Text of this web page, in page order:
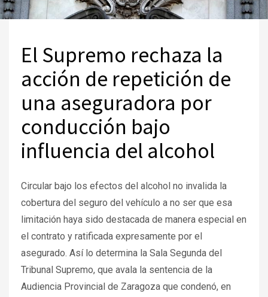
El Supremo rechaza la
acción de repetición de
una aseguradora por
conducción bajo
influencia del alcohol
Circular bajo los efectos del alcohol no invalida la
cobertura del seguro del vehículo a no ser que esa
limitación haya sido destacada de manera especial en
el contrato y ratificada expresamente por el
asegurado. Así lo determina la Sala Segunda del
Tribunal Supremo, que avala la sentencia de la
Audiencia Provincial de Zaragoza que condenó, en